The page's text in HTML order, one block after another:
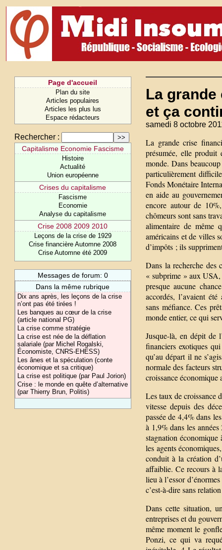
Page d'accueil
Plan du site
Articles populaires
Articles les plus lus
Espace rédacteurs
Rechercher :
Capitalisme Economie Fascisme
Histoire
Actualité
Union européenne
Crises du capitalisme
Fascisme
Economie
Analyse du capitalisme
Crise 2008 2009 2010
Leçons de la crise de 1929
Crise financière Automne 2008
Crise Automne été 2009
Messages de forum: 0
Dans la même rubrique
Dix ans après, les leçons de la crise
n’ont pas été tirées !
Les banques au cœur de la crise
(article national PG)
La crise comme stratégie
La crise est née de la déflation
salariale (par Michel Rogalski,
Économiste, CNRS-EHESS)
Les ânes et la spéculation (conte
économique et sa critique)
La crise est politique (par Paul Jorion)
Crise : le monde en quête d’alternative
(par Thierry Brun, Politis)
La
et ça
samedi 8 octobre
La grande crise
présumée, elle
monde. Dans
particulièrement
Fonds Monétaire
en aide au
encore autour de
chômeurs sont sans
alimentaire de même
américains et de villes
d’impôts ; ils
Dans la recherche des
« subprime » aux USA,
presque aucune
accordés, l’avaient
sans méfiance. Ces
monde entier, ce qui
Jusque-là, en dépit de
financiers exotiques
qu’au départ il ne
normale des facteurs
croissance
Les taux de croissance
vitesse depuis des
passée de 4,4% dans
à 1,9% dans les
stagnation économique
les agents
conduit à la création
affaiblie. Ce recours à
lieu à l’essor
c’est-à-dire sans
Dans cette situation,
entreprises et du
même moment le
Ponzi, ce qui va